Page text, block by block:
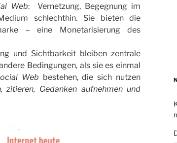
Web: Vernetzung, Begegnung im
schlechthin. Sie bieten die
– eine Monetarisierung des
und Sichtbarkeit bleiben zentrale
Bedingungen, als sie es einmal
Web bestehen, die sich nutzen
Gedanken aufnehmen und